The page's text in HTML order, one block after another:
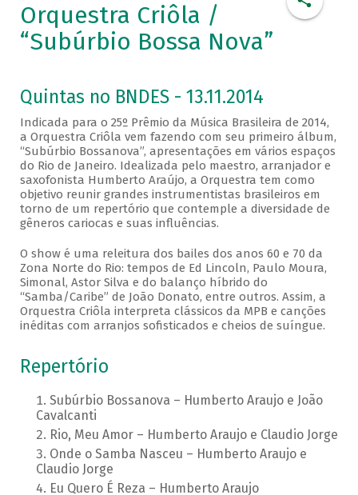
Orquestra Criôla /
“Subúrbio Bossa Nova”
Quintas no BNDES - 13.11.2014
Indicada para o 25º Prêmio da Música Brasileira de 2014,
a Orquestra Criôla vem fazendo com seu primeiro álbum,
“Subúrbio Bossanova”, apresentações em vários espaços
do Rio de Janeiro. Idealizada pelo maestro, arranjador e
saxofonista Humberto Araújo, a Orquestra tem como
objetivo reunir grandes instrumentistas brasileiros em
torno de um repertório que contemple a diversidade de
gêneros cariocas e suas influências.
O show é uma releitura dos bailes dos anos 60 e 70 da
Zona Norte do Rio: tempos de Ed Lincoln, Paulo Moura,
Simonal, Astor Silva e do balanço híbrido do
“Samba/Caribe” de João Donato, entre outros. Assim, a
Orquestra Criôla interpreta clássicos da MPB e canções
inéditas com arranjos sofisticados e cheios de suíngue.
Repertório
Subúrbio Bossanova – Humberto Araujo e João
Cavalcanti
Rio, Meu Amor – Humberto Araujo e Claudio Jorge
Onde o Samba Nasceu – Humberto Araujo e
Claudio Jorge
Eu Quero É Reza – Humberto Araujo